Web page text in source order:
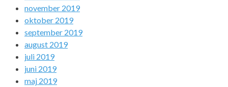
november 2019
oktober 2019
september 2019
august 2019
juli 2019
juni 2019
maj 2019